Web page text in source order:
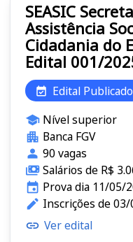
SEASIC
Assistência
Cidadania do
Edital 001/
Edital Publicado
Nível superior
Banca FGV
90 vagas
Salários de R$
Prova dia 11/05/
Inscrições de
Ver edital